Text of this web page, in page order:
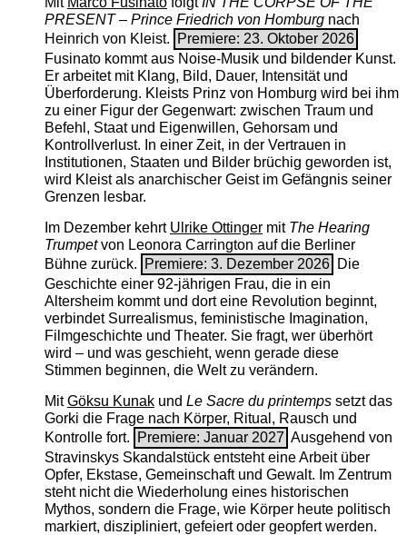
PRESENT – Prince Friedrich von Homburgnach
Heinrich von Kleist.
Premiere: 23. Oktober 2026
Fusinato kommt aus Noise-Musik und bildender Kunst.
Er arbeitet mit Klang, Bild, Dauer, Intensität und
Überforderung. Kleists Prinz von Homburg wird bei ihm
zu einer Figur der Gegenwart: zwischen Traum und
Befehl, Staat und Eigenwillen, Gehorsam und
Kontrollverlust. In einer Zeit, in der Vertrauen in
Institutionen, Staaten und Bilder brüchig geworden ist,
wird Kleist als anarchischer Geist im Gefängnis seiner
Grenzen lesbar.
Im Dezember kehrt Ulrike Ottingermit The ­Hearing
Trumpetvon Leonora Carrington auf die Berliner
Bühne zurück.
Premiere: 3. Dezember 2026 Die
Geschichte einer 92-jährigen Frau, die in ein
Altersheim kommt und dort eine Revolution beginnt,
verbindet Surrealismus, feministische Imagination,
Filmgeschichte und Theater. Sie fragt, wer überhört
wird – und was geschieht, wenn gerade diese
Stimmen beginnen, die Welt zu verändern.
MitGöksu Kunakund Le Sacre du printempssetzt das
Gorki die Frage nach Körper, Ritual, Rausch und
Kontrolle fort.
Premiere: Januar 2027 Ausgehend von
Stravinskys Skandalstück entsteht eine Arbeit über
Opfer, Ekstase, Gemeinschaft und Gewalt. Im Zentrum
steht nicht die Wiederholung eines historischen
Mythos, sondern die Frage, wie Körper heute politisch
markiert, diszipliniert, gefeiert oder geopfert werden.